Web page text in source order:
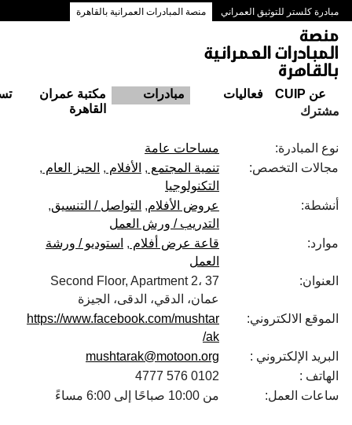
مبادرة كلستر للتوثيق العمراني منصة المبادرات العمرانية بالقاهرة
ممرات وسط البلد بالقاهرة
عن CUIP فعاليات مبادرات
مكتبة عمران
القاهرة
مشترك
نوع المبادرة:
مساحات عامة
مجالات التخصص:
تنمية المجتمع الأفلام
الحيز العام
التكنولوجيا
أنشطة:
عروض الأفلام
التواصل / التنسيق
التدريب / ورش العمل
موارد:
قاعة عرض أفلام
استوديو / ورشة
العمل
العنوان:
Second Floor, Apartment 2، 37
عمان، الدقي، الدقى، الجيزة
الموقع الالكتروني:
https://www.facebook.com/mushtar
ak/
البريد الإلكتروني :
mushtarak@motoon.org
الهاتف :
0102 576 4777
ساعات العمل:
من 10:00 صباحًا إلى 6:00 مساءً